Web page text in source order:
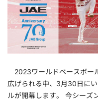
2023ワールドベースボー
広げられる中、3月30日に
ルが開幕します。 今シーズ